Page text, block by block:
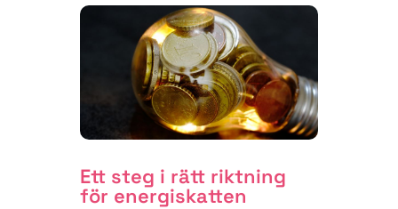
Ett steg i rätt riktning
för energiskatten